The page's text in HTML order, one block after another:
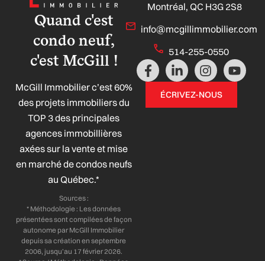
Quand c'est
condo neuf,
c'est McGill !
McGill Immobilier c’est 60%
des projets immobiliers du
TOP 3 des principales
agences immobillières
axées sur la vente et mise
en marché de condos neufs
au Québec.*
Sources :
* Méthodologie : Les données
présentées sont compilées de façon
autonome par McGill Immobilier
depuis sa création en septembre
2006, jusqu’au 17 février 2026.
Montréal, QC H3G 2S8
info@mcgillimmobilier.com
514-255-0550
F
a
L
i
n
k
I
n
s
t
Y
o
ÉCRIVEZ-NOUS